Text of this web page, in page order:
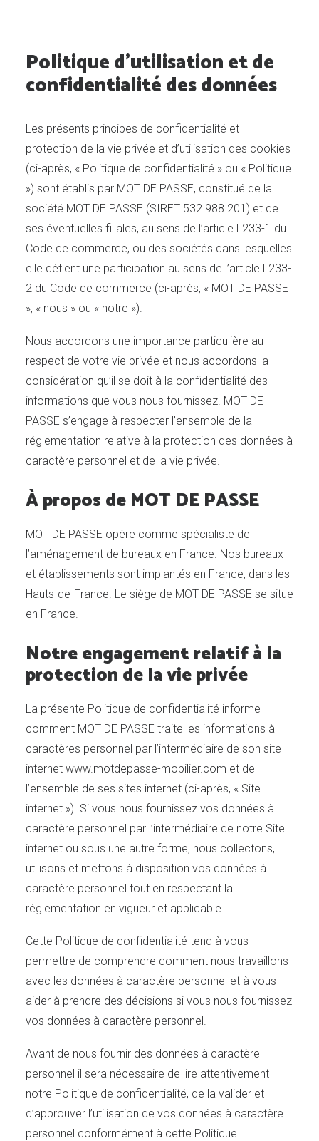
Politique d’utilisation et de
confidentialité des données
Les présents principes de confidentialité et
protection de la vie privée et d’utilisation des cookies
(ci-après, « Politique de confidentialité » ou « Politique
») sont établis par MOT DE PASSE, constitué de la
société MOT DE PASSE (SIRET 532 988 201) et de
ses éventuelles filiales, au sens de l’article L233-1 du
Code de commerce, ou des sociétés dans lesquelles
elle détient une participation au sens de l’article L233-
2 du Code de commerce (ci-après, « MOT DE PASSE
», « nous » ou « notre »).
Nous accordons une importance particulière au
respect de votre vie privée et nous accordons la
considération qu’il se doit à la confidentialité des
informations que vous nous fournissez. MOT DE
PASSE s’engage à respecter l’ensemble de la
réglementation relative à la protection des données à
caractère personnel et de la vie privée.
À propos de MOT DE PASSE
MOT DE PASSE opère comme spécialiste de
l’aménagement de bureaux en France. Nos bureaux
et établissements sont implantés en France, dans les
Hauts-de-France. Le siège de MOT DE PASSE se situe
en France.
Notre engagement relatif à la
protection de la vie privée
La présente Politique de confidentialité informe
comment MOT DE PASSE traite les informations à
caractères personnel par l’intermédiaire de son site
internet www.motdepasse-mobilier.com et de
l’ensemble de ses sites internet (ci-après, « Site
internet »). Si vous nous fournissez vos données à
caractère personnel par l’intermédiaire de notre Site
internet ou sous une autre forme, nous collectons,
utilisons et mettons à disposition vos données à
caractère personnel tout en respectant la
réglementation en vigueur et applicable.
Cette Politique de confidentialité tend à vous
permettre de comprendre comment nous travaillons
avec les données à caractère personnel et à vous
aider à prendre des décisions si vous nous fournissez
vos données à caractère personnel.
Avant de nous fournir des données à caractère
personnel il sera nécessaire de lire attentivement
notre Politique de confidentialité, de la valider et
d’approuver l’utilisation de vos données à caractère
personnel conformément à cette Politique.